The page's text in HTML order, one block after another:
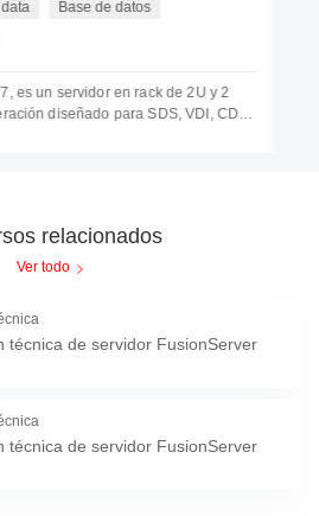
Base de datos
es un servidor en rack de 2U y 2
diseñado para SDS, VDI, CDN,
relacionados
Ver todo
técnica de servidor FusionServer
técnica de servidor FusionServer